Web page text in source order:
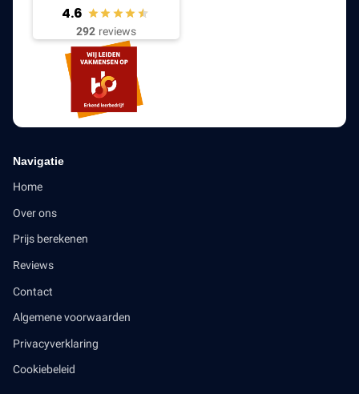
4.6
292 reviews
Navigatie
Home
Over ons
Prijs berekenen
Reviews
Contact
Algemene voorwaarden
Privacyverklaring
Cookiebeleid